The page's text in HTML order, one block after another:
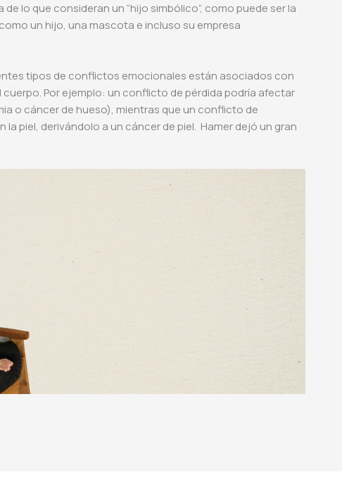
lo que consideran un “hijo simbólico”, como puede ser la
un hijo, una mascota e incluso su empresa
tipos de conflictos emocionales están asociados con
Por ejemplo: un conflicto de pérdida podría afectar
o cáncer de hueso), mientras que un conflicto de
la piel, derivándolo a un cáncer de piel. Hamer dejó un gran